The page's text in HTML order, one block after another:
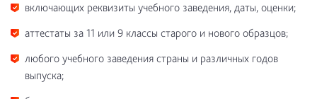
включающих реквизиты учебного заведения, даты, оценки;
аттестаты за 11 или 9 классы старого и нового образцов;
любого учебного заведения страны и различных годов
выпуска;